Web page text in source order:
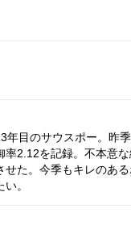
年目のサウスポー。昨
率2.12を記録。不本意
た。今季もキレのある
。